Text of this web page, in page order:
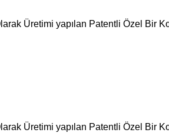
Üretimi yapılan Patentli Özel Bir
Üretimi yapılan Patentli Özel Bir